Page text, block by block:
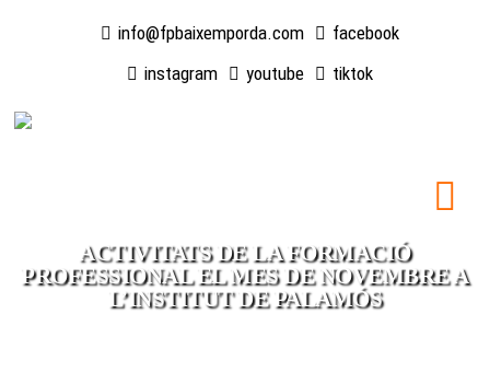
info@fpbaixemporda.com
facebook
instagram
youtube tiktok
ACTIVITATS DE LA FORMACIÓ
PROFESSIONAL EL MES DE NOVEMBRE A
L’INSTITUT DE PALAMÓS